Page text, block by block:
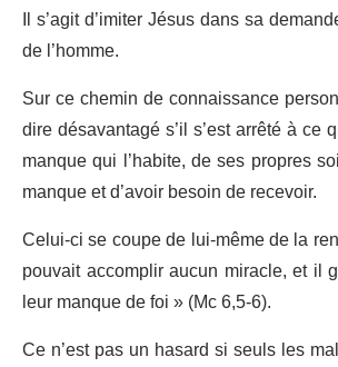
Il s’agit d’imiter Jésus dans sa
de l’homme.
Sur ce chemin de connaissance
dire désavantagé s’il s’est arrêté à ce
manque qui l’habite, de ses propres
manque et d’avoir besoin de recevoir.
Celui-ci se coupe de lui-même de la
pouvait accomplir aucun miracle, et il
leur manque de foi » (Mc 6,5-6).
Ce n’est pas un hasard si seuls les